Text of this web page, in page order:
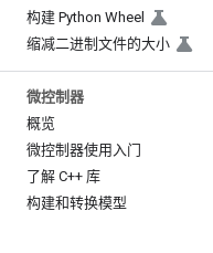
构建 Python Wheel
缩减二进制文件的大小
微控制器
概览
微控制器使用入门
了解 C++ 库
构建和转换模型